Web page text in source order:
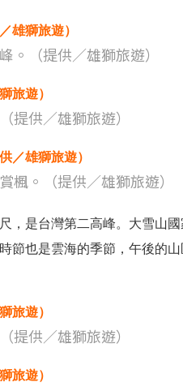
。（提供／雄獅旅遊）
提供／雄獅旅遊）
楓。（提供／雄獅旅遊）
，是台灣第二高峰。大雪山
節也是雲海的季節，午後的
提供／雄獅旅遊）